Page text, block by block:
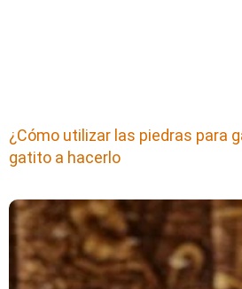
¿Cómo utilizar las piedras para
gatito a hacerlo